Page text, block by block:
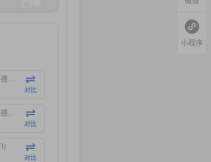
(德州仪器-TI)
对比
(德州仪器-TI)
对比
对比
小程序